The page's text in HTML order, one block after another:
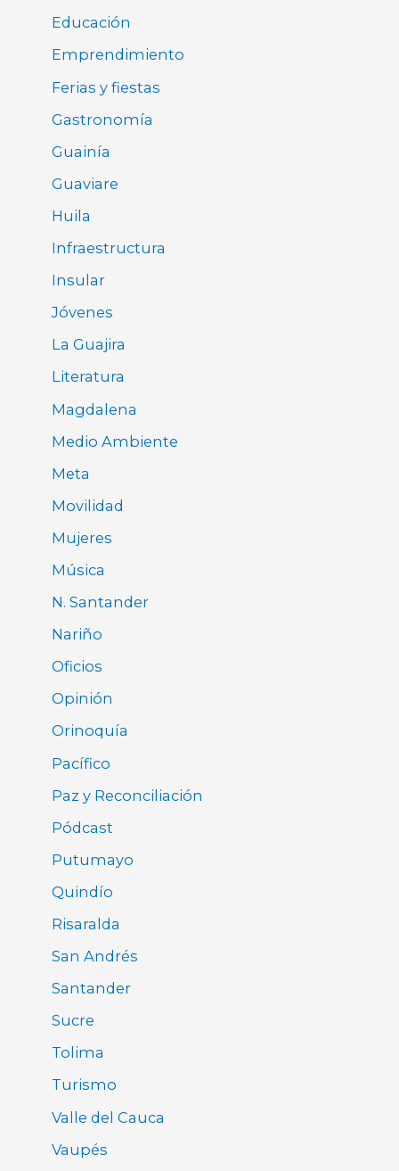
Educación
Emprendimiento
Ferias y fiestas
Gastronomía
Guainía
Guaviare
Huila
Infraestructura
Insular
Jóvenes
La Guajira
Literatura
Magdalena
Medio Ambiente
Meta
Movilidad
Mujeres
Música
N. Santander
Nariño
Oficios
Opinión
Orinoquía
Pacífico
Paz y Reconciliación
Pódcast
Putumayo
Quindío
Risaralda
San Andrés
Santander
Sucre
Tolima
Turismo
Valle del Cauca
Vaupés